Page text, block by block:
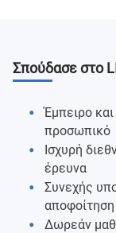
Σπούδασε στο
Έμπειρο
προσωπικό
Ισχυρή
έρευνα
Συνεχής
αποφοίτηση
Δωρεάν